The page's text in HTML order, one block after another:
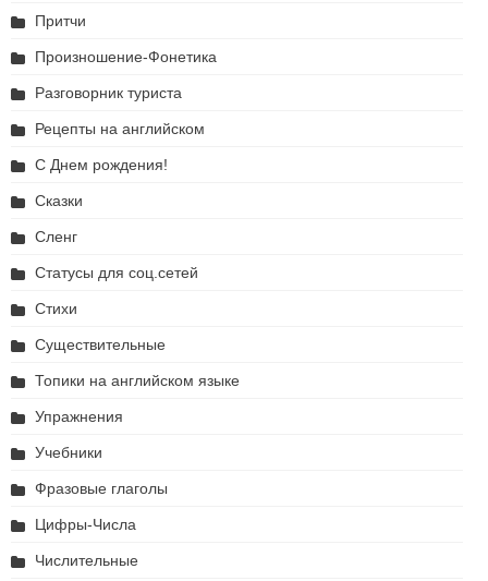
Притчи
Произношение-Фонетика
Разговорник туриста
Рецепты на английском
С Днем рождения!
Сказки
Сленг
Статусы для соц.сетей
Стихи
Существительные
Топики на английском языке
Упражнения
Учебники
Фразовые глаголы
Цифры-Числа
Числительные